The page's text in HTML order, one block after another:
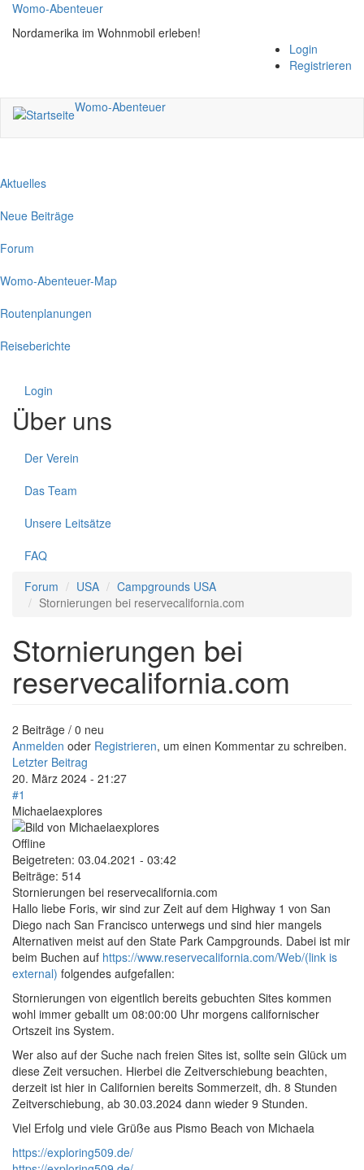
Direkt
zum
Inhalt
Womo-Abenteuer
Nordamerika im Wohnmobil erleben!
Login
Registrieren
Womo-Abenteuer
Aktuelles
Neue Beiträge
Forum
Womo-Abenteuer-Map
Routenplanungen
Reiseberichte
Login
Über uns
Der Verein
Das Team
Unsere Leitsätze
FAQ
Forum
USA
Campgrounds USA
Stornierungen bei reservecalifornia.com
Stornierungen bei
reservecalifornia.com
2 Beiträge / 0 neu
Anmelden oder Registrieren, um einen Kommentar zu schreiben.
Letzter Beitrag
20. März 2024 - 21:27
#1
Michaelaexplores
Offline
Beigetreten: 03.04.2021 - 03:42
Beiträge: 514
Stornierungen bei reservecalifornia.com
Hallo liebe Foris, wir sind zur Zeit auf dem Highway 1 von San
Diego nach San Francisco unterwegs und sind hier mangels
Alternativen meist auf den State Park Campgrounds. Dabei ist mir
beim Buchen auf https://www.reservecalifornia.com/Web/(link is
external) folgendes aufgefallen:
Stornierungen von eigentlich bereits gebuchten Sites kommen
wohl immer geballt um 08:00:00 Uhr morgens californischer
Ortszeit ins System.
Wer also auf der Suche nach freien Sites ist, sollte sein Glück um
diese Zeit versuchen. Hierbei die Zeitverschiebung beachten,
derzeit ist hier in Californien bereits Sommerzeit, dh. 8 Stunden
Zeitverschiebung, ab 30.03.2024 dann wieder 9 Stunden.
Viel Erfolg und viele Grüße aus Pismo Beach von Michaela
https://exploring509.de/